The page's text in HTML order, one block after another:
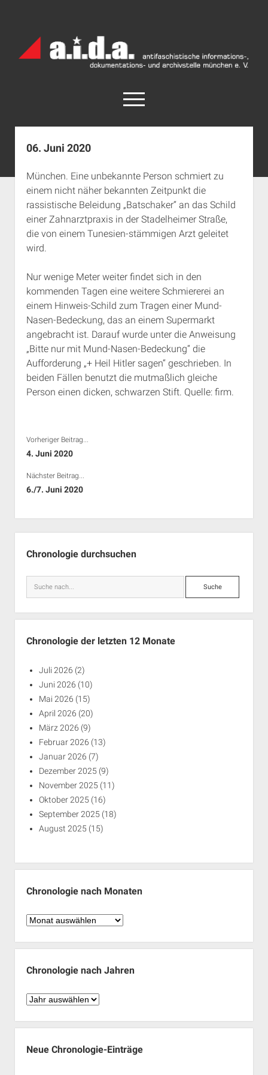
Archiv
München
open
menu
facebook
rss info@aida-archiv.de
Aktuelles
Termine
open
dropdown
menu
Antifaschistische Termine im Süden
Antifaschistische Termine in München
Rechte Termine München
Chronologie
Das Archiv
open
Über a.i.d.a.
RSS-Feeds, Twitter & Facebook
Bibliothek
Kontakt & PGP-Key
06. Juni 2020
München. Eine unbekannte Person schmiert zu
einem nicht näher bekannten Zeitpunkt die
rassistische Beleidung „Batschaker“ an das Schild
einer Zahnarztpraxis in der Stadelheimer Straße,
die von einem Tunesien-stämmigen Arzt geleitet
wird.
Nur wenige Meter weiter findet sich in den
kommenden Tagen eine weitere Schmiererei an
einem Hinweis-Schild zum Tragen einer Mund-
Nasen-Bedeckung, das an einem Supermarkt
angebracht ist. Darauf wurde unter die Anweisung
„Bitte nur mit Mund-Nasen-Bedeckung“ die
Aufforderung „+ Heil Hitler sagen“ geschrieben. In
beiden Fällen benutzt die mutmaßlich gleiche
Person einen dicken, schwarzen Stift. Quelle: firm.
Vorheriger Beitrag...
4. Juni 2020
Nächster Beitrag...
6./7. Juni 2020
Chronologie durchsuchen
Suche
Chronologie der letzten 12 Monate
Juli 2026 (2)
Juni 2026 (10)
Mai 2026 (15)
April 2026 (20)
März 2026 (9)
Februar 2026 (13)
Januar 2026 (7)
Dezember 2025 (9)
November 2025 (11)
Oktober 2025 (16)
September 2025 (18)
August 2025 (15)
Chronologie nach Monaten
Chronologie
Monaten
Chronologie nach Jahren
Chronologie
Jahren
Neue Chronologie-Einträge